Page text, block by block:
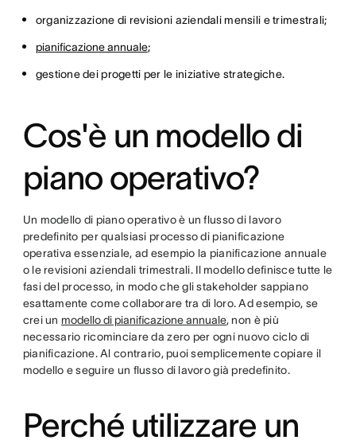
organizzazione di revisioni aziendali mensili e trimestrali;
pianificazione annuale;
gestione dei progetti per le iniziative strategiche.
Cos'è un modello di
piano operativo?
Un modello di piano operativo è un flusso di lavoro
predefinito per qualsiasi processo di pianificazione
operativa essenziale, ad esempio la pianificazione annuale
o le revisioni aziendali trimestrali. Il modello definisce tutte le
fasi del processo, in modo che gli stakeholder sappiano
esattamente come collaborare tra di loro. Ad esempio, se
crei un modello di pianificazione annuale, non è più
necessario ricominciare da zero per ogni nuovo ciclo di
pianificazione. Al contrario, puoi semplicemente copiare il
modello e seguire un flusso di lavoro già predefinito.
Perché utilizzare un